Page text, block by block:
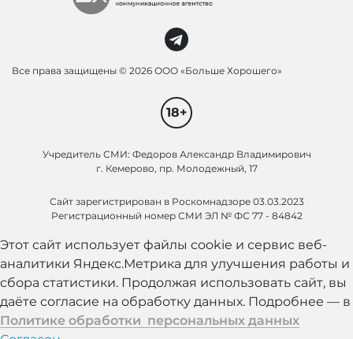
Все права защищены © 2026 ООО «Больше Хорошего»
18+
Учредитель СМИ: Федоров Александр Владимирович
г. Кемерово, пр. Молодежный, 17
Сайт зарегистрирован в Роскомнадзоре 03.03.2023
Регистрационный номер СМИ ЭЛ № ФС 77 - 84842
Этот сайт использует файлы cookie и сервис веб-
аналитики Яндекс.Метрика для улучшения работы и
сбора статистики. Продолжая использовать сайт, вы
даёте согласие на обработку данных. Подробнее — в
Политике обработки персональных данных